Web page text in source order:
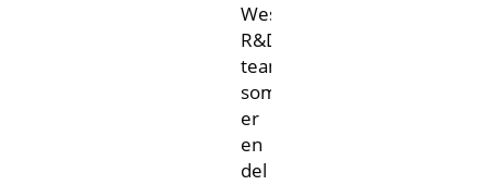
UDVIKLING
West's
R&D-
team,
som
er
en
del